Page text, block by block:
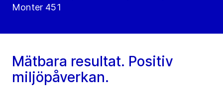
Monter 451
Mätbara resultat. Positiv
miljöpåverkan.